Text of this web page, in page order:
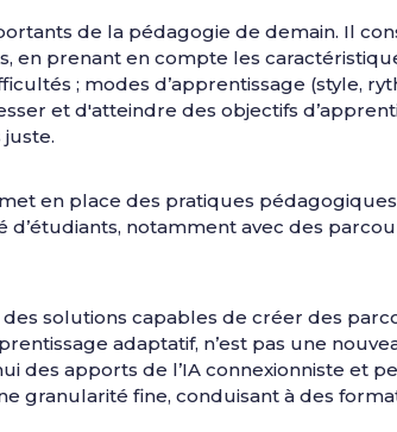
de la pédagogie de demain. Il
en prenant en compte les
; modes d’apprentissage (style,
et d'atteindre des objectifs
en place des pratiques
notamment avec des
solutions capables de créer des
adaptatif, n’est pas une
des apports de l’IA connexionniste et
granularité fine, conduisant à des